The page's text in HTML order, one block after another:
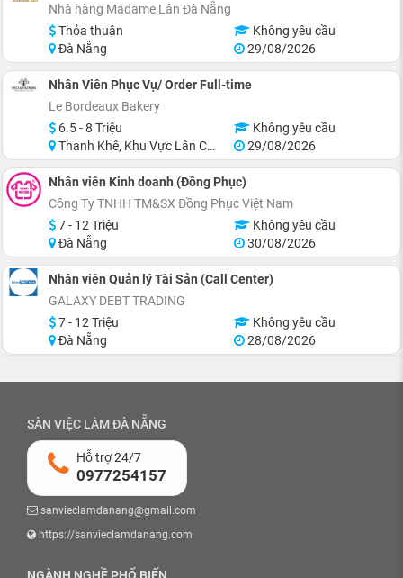
Nhà hàng Madame Lân Đà Nẵng
Thỏa thuận
Không yêu cầu
Đà Nẵng
29/08/2026
Nhân Viên Phục Vụ/ Order Full-time
Le Bordeaux Bakery
6.5 - 8 Triệu
Không yêu cầu
Thanh Khê, Khu Vực Lân Cận Đà Nẵng
29/08/2026
Nhân viên Kinh doanh (Đồng Phục)
Công Ty TNHH TM&SX Đồng Phục Việt Nam
7 - 12 Triệu
Không yêu cầu
Đà Nẵng
30/08/2026
Nhân viên Quản lý Tài Sản (Call Center)
GALAXY DEBT TRADING
7 - 12 Triệu
Không yêu cầu
Đà Nẵng
28/08/2026
SÀN VIỆC LÀM ĐÀ NẴNG
Hỗ trợ 24/7
0977254157
sanvieclamdanang@gmail.com
https://sanvieclamdanang.com